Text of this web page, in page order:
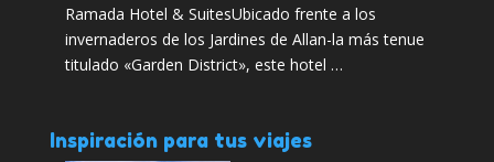
Ramada Hotel & SuitesUbicado frente a los
invernaderos de los Jardines de Allan-la más tenue
titulado «Garden District», este hotel …
Inspiración para tus viajes